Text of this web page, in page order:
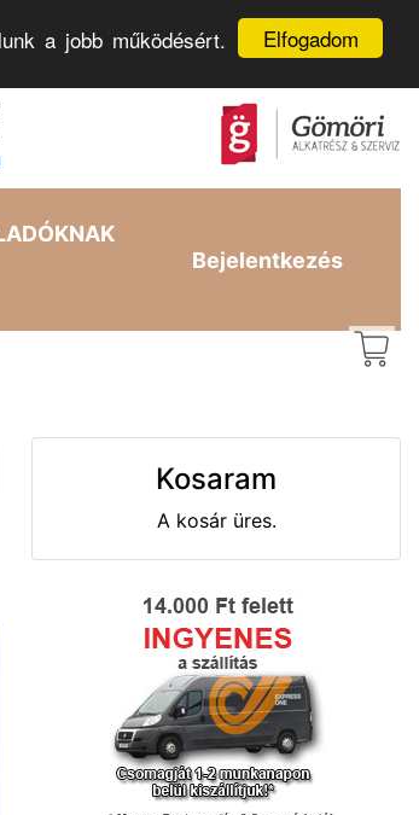
Elfogadom
a jobb működésért.
Bejelentkezés
Kosaram
A kosár üres.